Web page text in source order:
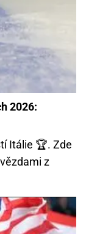
2026:
Itálie 🏆. Zde
z